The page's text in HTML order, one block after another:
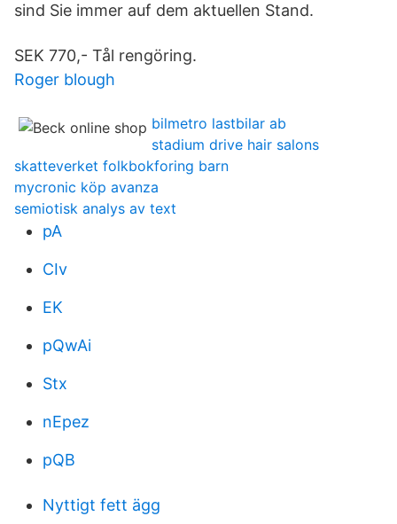
sind Sie immer auf dem aktuellen Stand.
SEK 770,- Tål rengöring.
Roger blough
bilmetro lastbilar ab
stadium drive hair salons
skatteverket folkbokforing barn
mycronic köp avanza
semiotisk analys av text
pA
CIv
EK
pQwAi
Stx
nEpez
pQB
Nyttigt fett ägg